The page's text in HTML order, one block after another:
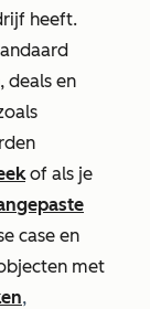
heeft.
deals en
of als je
case en
met
,